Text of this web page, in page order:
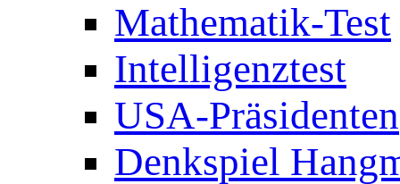
Mathematik-Test
Intelligenztest
USA-Präsidenten
Denkspiel